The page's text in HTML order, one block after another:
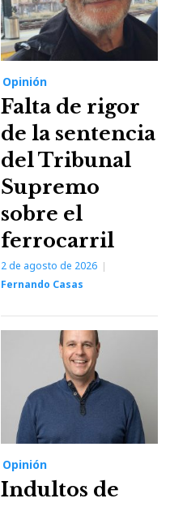
Opinión
Falta de rigor
de la sentencia
del Tribunal
Supremo
sobre el
ferrocarril
2 de agosto de 2026
Fernando Casas
Opinión
Indultos de